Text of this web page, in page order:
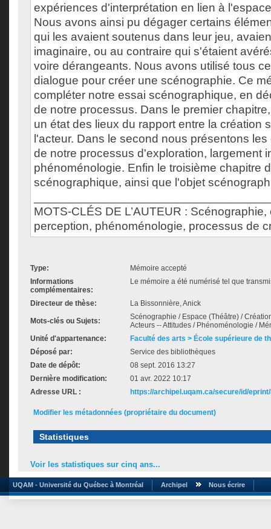
expériences d'interprétation en lien à
Nous avons ainsi pu dégager certains
qui les avaient soutenus dans leur jeu,
imaginaire, ou au contraire qui s'étaient
voire dérangeants. Nous avons utilisé tous
dialogue pour créer une scénographie. Ce
compléter notre essai scénographique, en
de notre processus. Dans le premier
un état des lieux du rapport entre la création
l'acteur. Dans le second nous présentons
de notre processus d'exploration, largement
phénoménologie. Enfin le troisième chapitre
scénographique, ainsi que l'objet
MOTS-CLÉS DE L’AUTEUR :
perception, phénoménologie, processus de
Type:
Mémoire accepté
Informations
complémentaires:
Le mémoire a été numérisé tel que
Directeur de thèse: La Bissonnière, Anick
Mots-clés ou Sujets:
Scénographie / Espace (Théâtre) /
Acteurs -- Attitudes / Phénoménologie /
Unité d'appartenance:
Faculté des arts > École supérieure de
Déposé par:
Service des bibliothèques
Date de dépôt:
08 sept. 2016 13:27
Dernière modification:
01 avr. 2022 10:17
Adresse URL :
https://archipel.uqam.ca/secure/id/
Modifier les métadonnées (propriétaire du document)
Statistiques
Voir les statistiques sur cinq ans...
UQAM - Université du Québec à Montréal Archipel Nous écrire